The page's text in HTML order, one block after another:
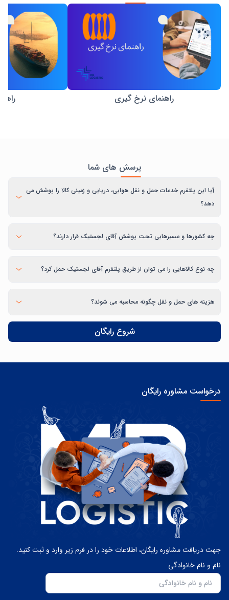
راهنمای نرخ گیری
پرسش های شما
آیا این پلتفرم خدمات حمل و نقل هوایی، دریایی و زمینی کالا را پوشش می
دهد؟
چه کشورها و مسیرهایی تحت پوشش آقای لجستیک قرار دارند؟
چه نوع کالاهایی را می توان از طریق پلتفرم آقای لجستیک حمل کرد؟
هزینه های حمل و نقل چگونه محاسبه می شوند؟
شروع رایگان
درخواست مشاوره رایگان
جهت دریافت مشاوره رایگان، اطلاعات خود را در فرم زیر وارد و ثبت کنید.
نام و نام خانوادگی